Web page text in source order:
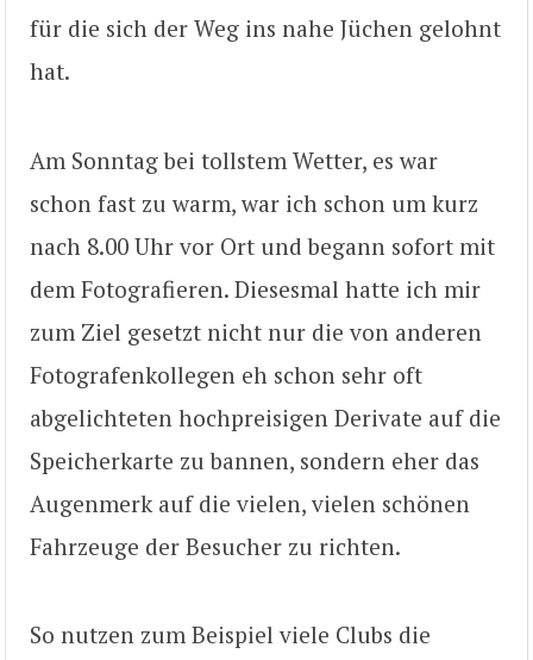
für die sich der Weg ins nahe Jüchen gelohnt
hat.
Am Sonntag bei tollstem Wetter, es war
schon fast zu warm, war ich schon um kurz
nach 8.00 Uhr vor Ort und begann sofort mit
dem Fotografieren. Diesesmal hatte ich mir
zum Ziel gesetzt nicht nur die von anderen
Fotografenkollegen eh schon sehr oft
abgelichteten hochpreisigen Derivate auf die
Speicherkarte zu bannen, sondern eher das
Augenmerk auf die vielen, vielen schönen
Fahrzeuge der Besucher zu richten.
So nutzen zum Beispiel viele Clubs die